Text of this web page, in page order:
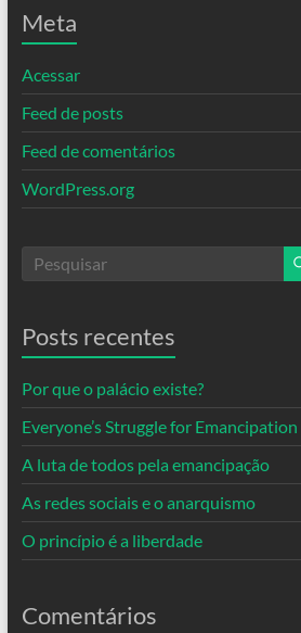
Meta
Acessar
Feed de posts
Feed de comentários
WordPress.org
Posts recentes
Por que o palácio existe?
Everyone’s Struggle for Emancipation
A luta de todos pela emancipação
As redes sociais e o anarquismo
O princípio é a liberdade
Comentários